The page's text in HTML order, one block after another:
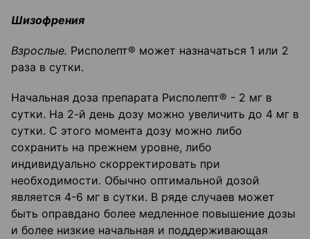
Шизофрения
Взрослые. Рисполепт® может назначаться 1 или 2
раза в сутки.
Начальная доза препарата Рисполепт® - 2 мг в
сутки. На 2-й день дозу можно увеличить до 4 мг в
сутки. С этого момента дозу можно либо
сохранить на прежнем уровне, либо
индивидуально скорректировать при
необходимости. Обычно оптимальной дозой
является 4-6 мг в сутки. В ряде случаев может
быть оправдано более медленное повышение дозы
и более низкие начальная и поддерживающая